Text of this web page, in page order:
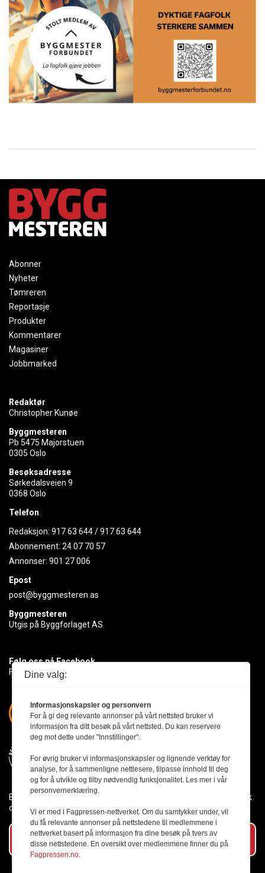
Abonner
Nyheter
Tømreren
Reportasje
Produkter
Kommentarer
Magasiner
Jobbmarked
Redaktør
Christopher Kunøe
Byggmesteren
Pb 5475 Majorstuen
0305 Oslo
Besøksadresse
Sørkedalsveien 9
0368 Oslo
Telefon
Redaksjon: 917 63 644/917 63 644
Abonnement: 24 07 70 57
Annonser: 901 27 006
Epost
post@byggmesteren.as
Byggmesteren
Utgis på Byggforlaget AS.
Følg oss på Facebook
Få med deg det siste innen byggebransjen
Byggmesteren følger Vær Varsom-plakaten og presseetikken slik
den er nedfelt i Redaktørplakaten.
Abonner på vårt nyhetsbrev
Dine valg:
Informasjonskapsler og personvern
For å gi deg relevante annonser på vårt nettsted bruker vi
informasjon fra ditt besøk på vårt nettsted. Du kan reservere
deg mot dette under "Innstillinger".
For øvrig bruker vi informasjonskapsler og lignende verktøy for
analyse, for å sammenligne nettlesere, tilpasse innhold til deg
og for å utvikle og tilby nødvendig funksjonalitet. Les mer i vår
personvernerklæring.
Vi er med i Fagpressen-nettverket. Om du samtykker under, vil
du få relevante annonser på nettstedene til medlemmene i
nettverket basert på informasjon fra dine besøk på tvers av
disse nettstedene. En oversikt over medlemmene finner du på
Fagpressen.no.